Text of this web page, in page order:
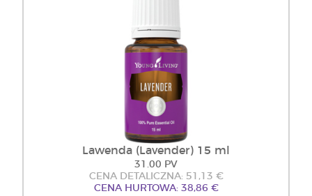
Lawenda (Lavender) 15 ml
31.00 PV
CENA DETALICZNA: 51,13 €
CENA HURTOWA: 38,86 €